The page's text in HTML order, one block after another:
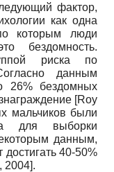
фактор,
как одна
которым люди
бездомность.
риска по
данным
26% бездомных
[Roy
мальчиков были
для выборки
данным,
достигать 40-50%
2004].